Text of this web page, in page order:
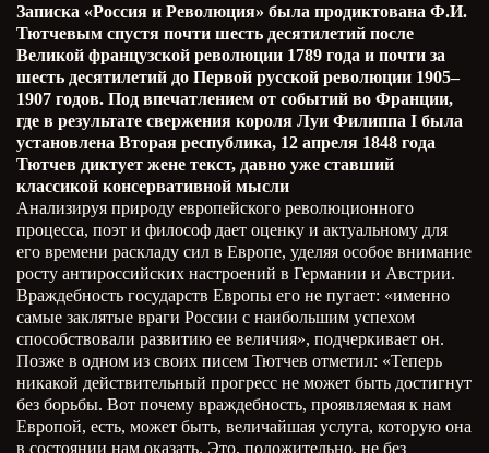
Записка «Россия и Революция» была продиктована Ф.И.
Тютчевым спустя почти шесть десятилетий после
Великой французской революции 1789 года и почти за
шесть десятилетий до Первой русской революции 1905–
1907 годов. Под впечатлением от событий во Франции,
где в результате свержения короля Луи­ Филиппа I была
установлена Вторая республика, 12 апреля 1848 года
Тютчев диктует жене текст, давно уже ставший
классикой консервативной мысли
Анализируя природу европейского революционного
процесса, поэт и философ дает оценку и актуальному для
его времени раскладу сил в Европе, уделяя особое внимание
росту антироссийских настроений в Германии и Австрии.
Враждебность государств Европы его не пугает: «именно
самые заклятые враги России с наибольшим успехом
способствовали развитию ее величия», подчеркивает он.
Позже в одном из своих писем Тютчев отметил: «Теперь
никакой действительный прогресс не может быть достигнут
без борьбы. Вот почему враждебность, проявляемая к нам
Европой, есть, может быть, величайшая услуга, которую она
в состоянии нам оказать. Это, положительно, не без